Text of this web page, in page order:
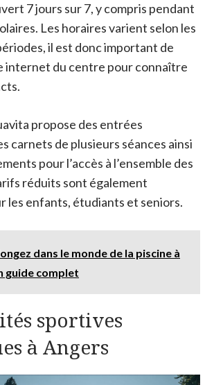
7 jours sur 7, y compris pendant
Les horaires varient selon les
il est donc important de
internet du centre pour connaître
propose des entrées
carnets de plusieurs séances ainsi
pour l’accès à l’ensemble des
réduits sont également
les enfants, étudiants et seniors.
dans le monde de la piscine à
guide complet
sportives
à Angers